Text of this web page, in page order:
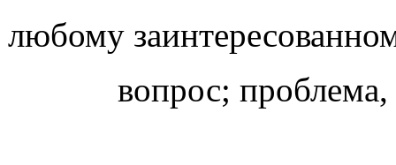
любому
вопрос;